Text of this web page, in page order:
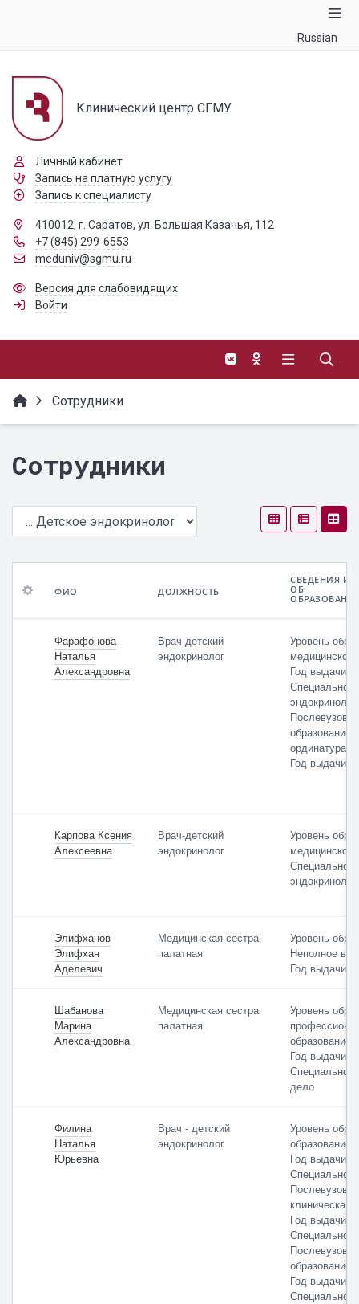
Russian
Клинический центр СГМУ
Личный кабинет
Запись на платную услугу
Запись к специалисту
410012, г. Саратов, ул. Большая Казачья, 112
+7 (845) 299-6553
meduniv@sgmu.ru
Версия для слабовидящих
Войти
Сотрудники
Сотрудники
Должность
документа
образовании
и
часы
ФИО ДОЛЖНОСТЬ
СВЕДЕНИЯ
ОБ
Фарафонова
Наталья
Александровна
Врач-детский
эндокринолог
Уровень
медицинское
Год выдачи:
образование:
ординатура
Год выдачи:
Карпова Ксения
Алексеевна
Врач-детский
эндокринолог
Уровень
медицинское
Элифханов
Элифхан
Аделевич
Медицинская сестра
палатная
Уровень
Неполное
Год выдачи:
Шабанова
Марина
Александровна
Медицинская сестра
палатная
Уровень
образование
Год выдачи:
дело
Филина
Наталья
Юрьевна
Врач - детский
эндокринолог
Уровень
образование
Год выдачи:
клиническая
Год выдачи:
образование:
Год выдачи: